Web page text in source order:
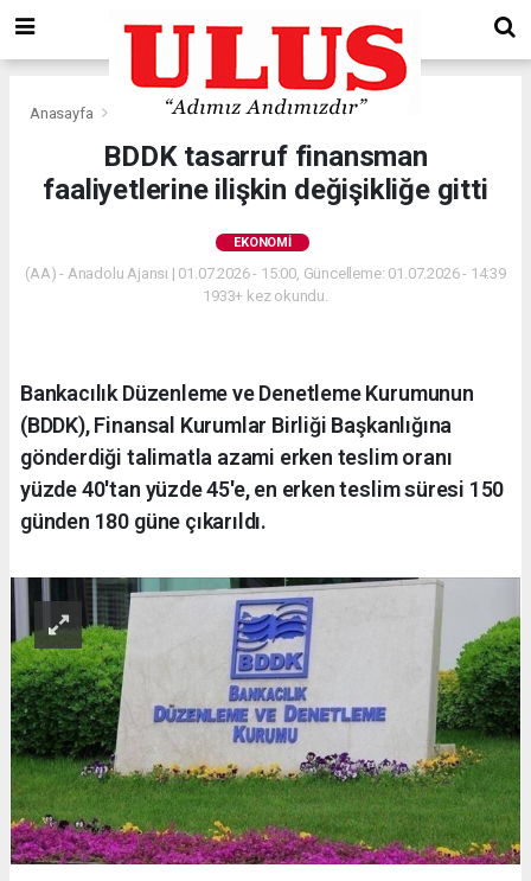
Anasayfa Ekonomi
BDDK tasarruf finansman
faaliyetlerine ilişkin değişikliğe gitti
EKONOMI
(AA) - Anadolu Ajansı | 01.07.2026 - 15:00, Güncelleme: 01.07.2026 - 14:39
1933+ kez okundu.
Bankacılık Düzenleme ve Denetleme Kurumunun
(BDDK), Finansal Kurumlar Birliği Başkanlığına
gönderdiği talimatla azami erken teslim oranı
yüzde 40'tan yüzde 45'e, en erken teslim süresi 150
günden 180 güne çıkarıldı.